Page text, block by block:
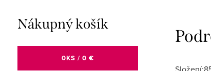
Nákupný košík
0KS / 0 €